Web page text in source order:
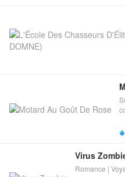

Virus
Romance |